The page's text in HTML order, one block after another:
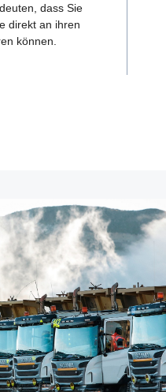
dass Sie
direkt an ihren
können.